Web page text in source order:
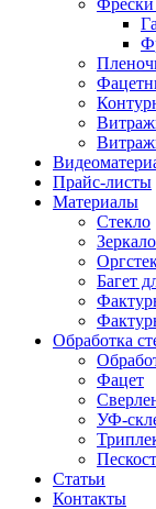
Прайс-листы
Материалы
Стекло
Зеркало
Багет
Обработка
Фацет
УФ-
Статьи
Контакты